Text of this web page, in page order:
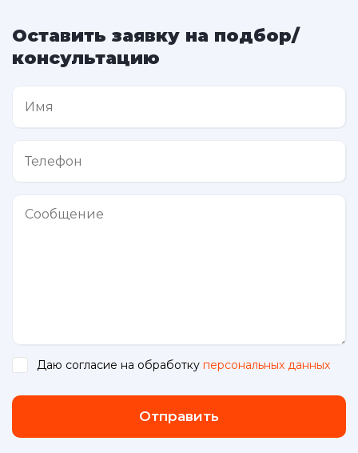
Оставить заявку на подбор/
консультацию
Даю согласие на обработку персональных данных
Отправить